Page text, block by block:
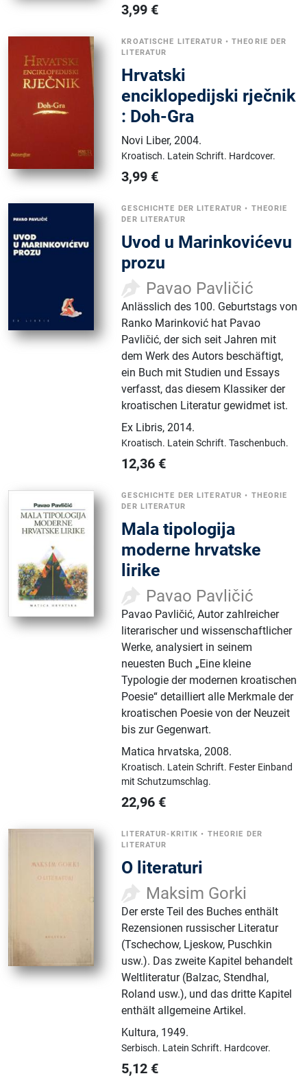
3,99 €
KROATISCHE LITERATUR •THEORIE DER
LITERATUR
Hrvatski
enciklopedijski rječnik
: Doh-Gra
Novi Liber,2004.
Kroatisch. Latein Schrift. Hardcover.
3,99 €
GESCHICHTE DER LITERATUR • THEORIE
DER LITERATUR
Uvod u Marinkovićevu
prozu
Pavao Pavličić
Anlässlich des 100. Geburtstags von
Ranko Marinković hat Pavao
Pavličić, der sich seit Jahren mit
dem Werk des Autors beschäftigt,
ein Buch mit Studien und Essays
verfasst, das diesem Klassiker der
kroatischen Literatur gewidmet ist.
Ex Libris,2014.
Kroatisch. Latein Schrift.Taschenbuch.
12,36 €
GESCHICHTE DER LITERATUR • THEORIE
DER LITERATUR
Mala tipologija
moderne hrvatske
lirike
Pavao Pavličić
Pavao Pavličić, Autor zahlreicher
literarischer und wissenschaftlicher
Werke, analysiert in seinem
neuesten Buch „Eine kleine
Typologie der modernen kroatischen
Poesie“ detailliert alle Merkmale der
kroatischen Poesie von der Neuzeit
bis zur Gegenwart.
Matica hrvatska,2008.
Kroatisch. Latein Schrift. Fester Einband
mit Schutzumschlag.
22,96 €
LITERATUR-KRITIK • THEORIE DER
LITERATUR
O literaturi
Maksim Gorki
Der erste Teil des Buches enthält
Rezensionen russischer Literatur
(Tschechow, Ljeskow, Puschkin
usw.). Das zweite Kapitel behandelt
Weltliteratur (Balzac, Stendhal,
Roland usw.), und das dritte Kapitel
enthält allgemeine Artikel.
Kultura, 1949.
Serbisch. Latein Schrift. Hardcover.
5,12 €